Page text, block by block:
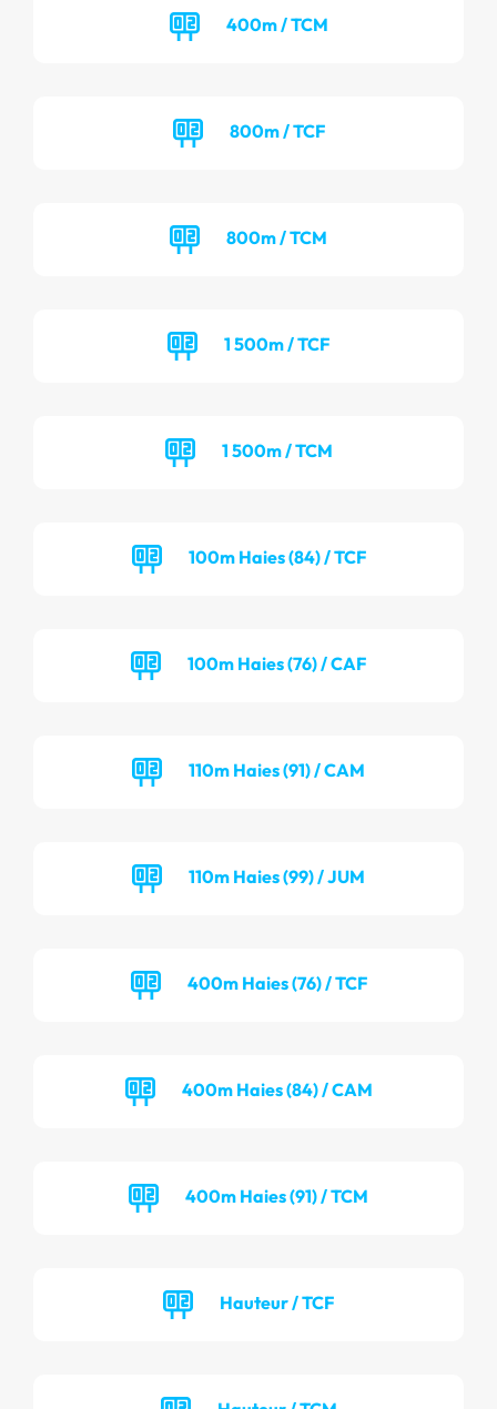
400m / TCM
800m / TCF
800m / TCM
1 500m / TCF
1 500m / TCM
100m Haies (84) / TCF
100m Haies (76) / CAF
110m Haies (91) / CAM
110m Haies (99) / JUM
400m Haies (76) / TCF
400m Haies (84) / CAM
400m Haies (91) / TCM
Hauteur / TCF